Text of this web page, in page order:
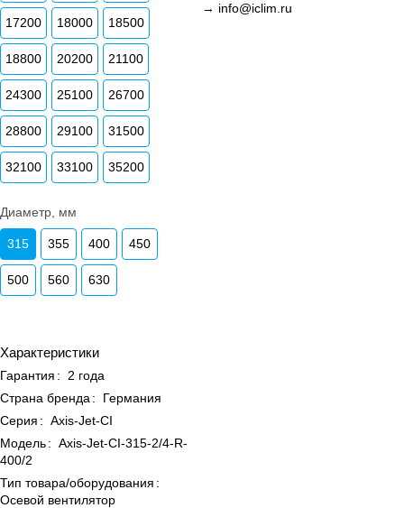
17200 18000 18500
18800 20200 21100
24300 25100 26700
28800 29100 31500
32100 33100 35200
Диаметр, мм
315 355 400 450
500 560 630
Характеристики
Гарантия :
2 года
Страна бренда :
Германия
Серия : Axis-Jet-CI
Модель: Axis-Jet-CI-315-2/4-R-
400/2
Тип товара/оборудования :
Осевой вентилятор
→ info@iclim.ru